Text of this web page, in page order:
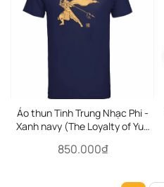
Áo thun Tinh Trung Nhạc Phi -
Xanh navy (The Loyalty of Yue
850.000₫